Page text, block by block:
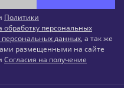
Политики
обработку персональных
данных, а так же
размещенными на сайте
Согласия на получение